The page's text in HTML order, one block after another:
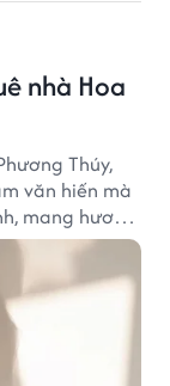
nhà Hoa
Thúy,
văn hiến mà
mang hương